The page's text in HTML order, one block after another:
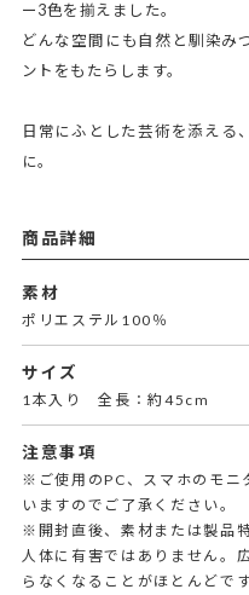
ー3色を揃えました。
どんな空間にも自然と馴染み
ントをもたらします。
日常にふとした芸術を添える
に。
商品詳細
素材
ポリエステル100％
サイズ
1本入り 全長：約45cm
注意事項
※ご使用のPC、スマホのモニ
いますのでご了承ください。
※開封直後、素材または製品
人体に有害ではありません。
らなくなることがほとんどです